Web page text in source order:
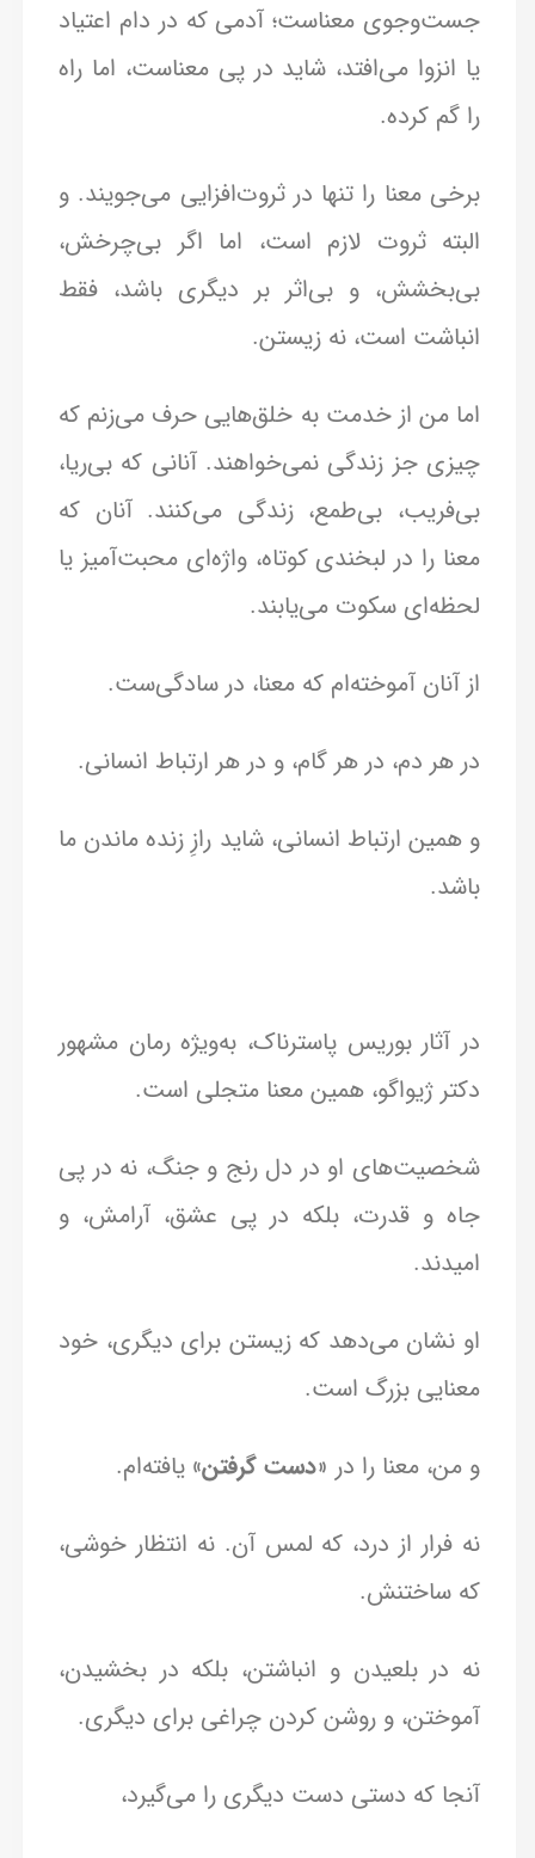
جست‌وجوی معناست؛ آدمی که در دام اعتیاد
یا انزوا می‌افتد، شاید در پی معناست، اما راه
را گم کرده.
برخی معنا را تنها در ثروت‌افزایی می‌جویند. و
البته ثروت لازم است، اما اگر بی‌چرخش،
بی‌بخشش، و بی‌اثر بر دیگری باشد، فقط
انباشت است، نه زیستن.
اما من از خدمت به خلق‌هایی حرف می‌زنم که
چیزی جز زندگی نمی‌خواهند. آنانی که بی‌ریا،
بی‌فریب، بی‌طمع، زندگی می‌کنند. آنان که
معنا را در لبخندی کوتاه، واژه‌ای محبت‌آمیز یا
لحظه‌ای سکوت می‌یابند.
از آنان آموخته‌ام که معنا، در سادگی‌ست.
در هر دم، در هر گام، و در هر ارتباط انسانی.
و همین ارتباط انسانی، شاید رازِ زنده‌ ماندن ما
باشد.
در آثار بوریس پاسترناک، به‌ویژه رمان مشهور
دکتر ژیواگو، همین معنا متجلی است.
شخصیت‌های او در دل رنج و جنگ، نه در پی
جاه و قدرت، بلکه در پی عشق، آرامش، و
امیدند.
او نشان می‌دهد که زیستن برای دیگری، خود
معنایی بزرگ است.
و من، معنا را در «دست گرفتن» یافته‌ام.
نه فرار از درد، که لمس آن. نه انتظار خوشی،
که ساختنش.
نه در بلعیدن و انباشتن، بلکه در بخشیدن،
آموختن، و روشن کردن چراغی برای دیگری.
آنجا که دستی دست دیگری را می‌گیرد،